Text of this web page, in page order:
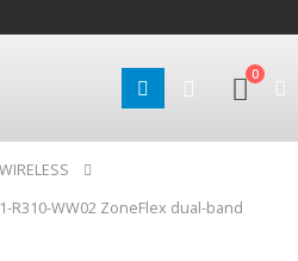
0
R310-WW02 ZoneFlex dual-band